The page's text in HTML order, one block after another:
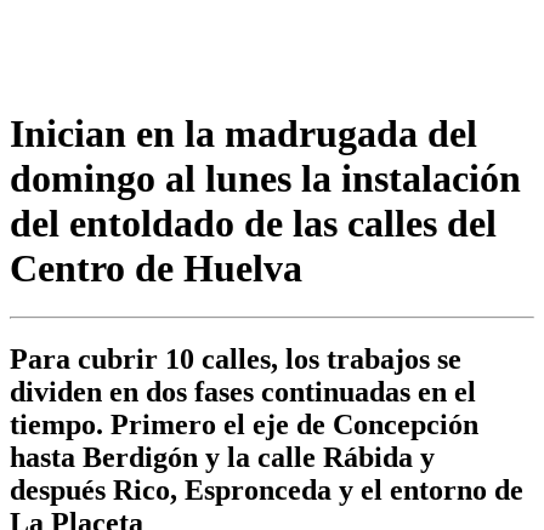
Inician en la madrugada del
domingo al lunes la instalación
del entoldado de las calles del
Centro de Huelva
Para cubrir 10 calles, los trabajos se
dividen en dos fases continuadas en el
tiempo. Primero el eje de Concepción
hasta Berdigón y la calle Rábida y
después Rico, Espronceda y el entorno de
La Placeta